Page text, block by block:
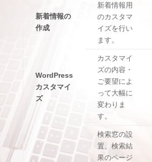
新着情報の
作成
新着情報用
のカスタマ
イズを行い
ます。
WordPress
カスタマイ
ズ
カスタマイ
ズの内容・
ご要望によ
って大幅に
変わりま
す。
検索窓の設
置、検索結
果のページ